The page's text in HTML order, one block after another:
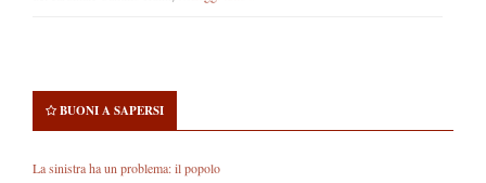
BUONI A SAPERSI
La sinistra ha un problema: il popolo